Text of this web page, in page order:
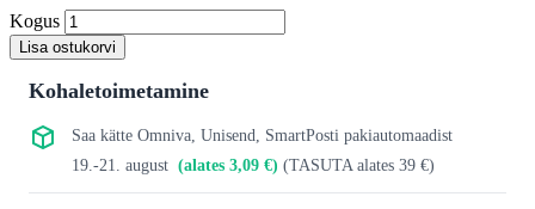
Kogus
Lisa ostukorvi
Kohaletoimetamine
Saa kätte Omniva, Unisend, SmartPosti pakiautomaadist
19.-21. august (alates 3,09 €) (TASUTA alates 39 €)